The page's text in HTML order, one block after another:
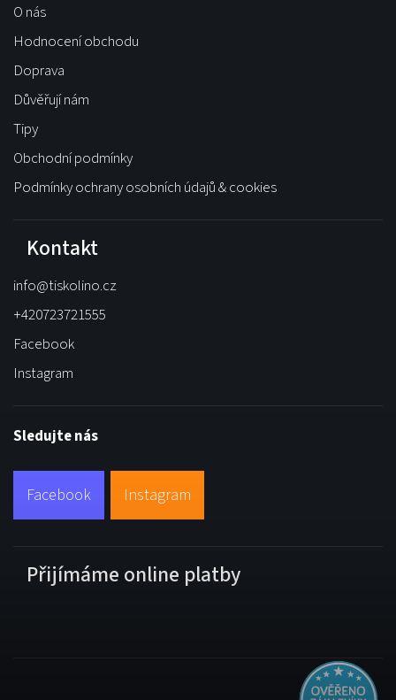
O nás
Hodnocení obchodu
Doprava
Důvěřují nám
Tipy
Obchodní podmínky
Podmínky ochrany osobních údajů & cookies
Kontakt
info@tiskolino.cz
+420723721555
Facebook
Instagram
Sledujte nás
Facebook Instagram
Přijímáme online platby